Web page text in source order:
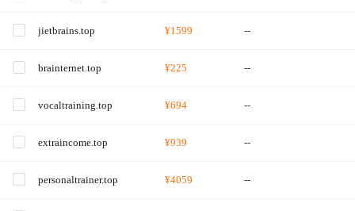
jietbrains.top ¥1599 --
brainternet.top ¥225 --
vocaltraining.top ¥694 --
extraincome.top ¥939 --
personaltrainer.top ¥4059 --